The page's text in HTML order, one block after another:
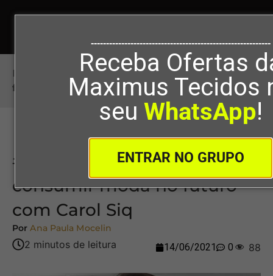
-----------------------------------------------------------
Receba Ofertas
Maximus Tecidos
seu WhatsApp!
ENTRAR NO GRUPO
Início
#92 – Como vamos consumir moda no
futuro com Carol Siq
#92 – Como vamos
consumir moda no futuro
com Carol Siq
Por Ana Paula Mocelin
14/06/2021 0 88